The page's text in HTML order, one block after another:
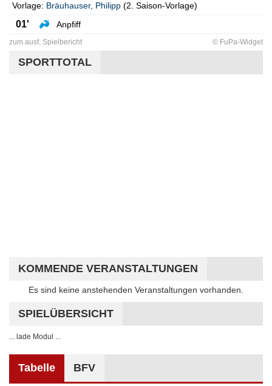
Vorlage: Bräuhauser, Philipp (2. Saison-Vorlage)
01' Anpfiff
zum ausf. Spielbericht © FuPa-Widget
SPORTTOTAL
KOMMENDE VERANSTALTUNGEN
Hinweis
Es sind keine anstehenden Veranstaltungen vorhanden.
SPIELÜBERSICHT
... lade Modul ...
Tabelle BFV